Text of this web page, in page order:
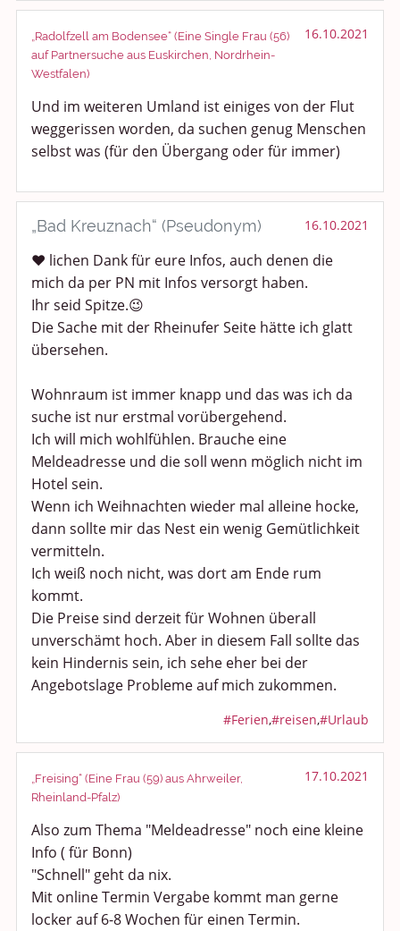
„Radolfzell am Bodensee“ (Eine Single Frau (56)
auf Partnersuche aus Euskirchen, Nordrhein-
Westfalen)
16.10.2021
Und im weiteren Umland ist einiges von der Flut
weggerissen worden, da suchen genug Menschen
selbst was (für den Übergang oder für immer)
„Bad Kreuznach“ (Pseudonym) 16.10.2021
❤️ lichen Dank für eure Infos, auch denen die
mich da per PN mit Infos versorgt haben.
Ihr seid Spitze.😉
Die Sache mit der Rheinufer Seite hätte ich glatt
übersehen.
Wohnraum ist immer knapp und das was ich da
suche ist nur erstmal vorübergehend.
Ich will mich wohlfühlen. Brauche eine
Meldeadresse und die soll wenn möglich nicht im
Hotel sein.
Wenn ich Weihnachten wieder mal alleine hocke,
dann sollte mir das Nest ein wenig Gemütlichkeit
vermitteln.
Ich weiß noch nicht, was dort am Ende rum
kommt.
Die Preise sind derzeit für Wohnen überall
unverschämt hoch. Aber in diesem Fall sollte das
kein Hindernis sein, ich sehe eher bei der
Angebotslage Probleme auf mich zukommen.
#Ferien,#reisen,#Urlaub
„Freising“ (Eine Frau (59) aus Ahrweiler,
Rheinland-Pfalz)
17.10.2021
Also zum Thema "Meldeadresse" noch eine kleine
Info ( für Bonn)
"Schnell" geht da nix.
Mit online Termin Vergabe kommt man gerne
locker auf 6-8 Wochen für einen Termin.